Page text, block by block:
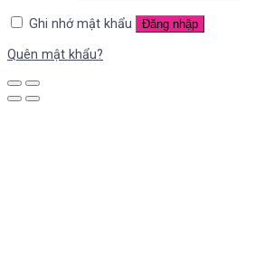
Ghi nhớ mật khẩu Đăng nhập
Quên mật khẩu?